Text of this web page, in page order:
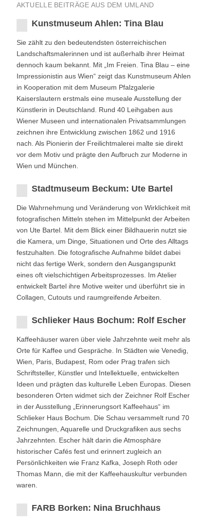
AKTUELLE BEITRÄGE AUS DEM UMLAND
Kunstmuseum Ahlen: Tina Blau
Sie zählt zu den bedeutendsten österreichischen
Landschaftsmalerinnen und ist außerhalb ihrer Heimat
dennoch kaum bekannt. Mit „Im Freien. Tina Blau – eine
Impressionistin aus Wien“ zeigt das Kunstmuseum Ahlen
in Kooperation mit dem Museum Pfalzgalerie
Kaiserslautern erstmals eine museale Ausstellung der
Künstlerin in Deutschland. Rund 40 Leihgaben aus
Wiener Museen und internationalen Privatsammlungen
zeichnen ihre Entwicklung zwischen 1862 und 1916
nach. Als Pionierin der Freilichtmalerei malte sie direkt
vor dem Motiv und prägte den Aufbruch zur Moderne in
Wien und München.
Stadtmuseum Beckum: Ute Bartel
Die Wahrnehmung und Veränderung von Wirklichkeit mit
fotografischen Mitteln stehen im Mittelpunkt der Arbeiten
von Ute Bartel. Mit dem Blick einer Bildhauerin nutzt sie
die Kamera, um Dinge, Situationen und Orte des Alltags
festzuhalten. Die fotografische Aufnahme bildet dabei
nicht das fertige Werk, sondern den Ausgangspunkt
eines oft vielschichtigen Arbeitsprozesses. Im Atelier
entwickelt Bartel ihre Motive weiter und überführt sie in
Collagen, Cutouts und raumgreifende Arbeiten.
Schlieker Haus Bochum: Rolf Escher
Kaffeehäuser waren über viele Jahrzehnte weit mehr als
Orte für Kaffee und Gespräche. In Städten wie Venedig,
Wien, Paris, Budapest, Rom oder Prag trafen sich
Schriftsteller, Künstler und Intellektuelle, entwickelten
Ideen und prägten das kulturelle Leben Europas. Diesen
besonderen Orten widmet sich der Zeichner Rolf Escher
in der Ausstellung „Erinnerungsort Kaffeehaus“ im
Schlieker Haus Bochum. Die Schau versammelt rund 70
Zeichnungen, Aquarelle und Druckgrafiken aus sechs
Jahrzehnten. Escher hält darin die Atmosphäre
historischer Cafés fest und erinnert zugleich an
Persönlichkeiten wie Franz Kafka, Joseph Roth oder
Thomas Mann, die mit der Kaffeehauskultur verbunden
waren.
FARB Borken: Nina Bruchhaus